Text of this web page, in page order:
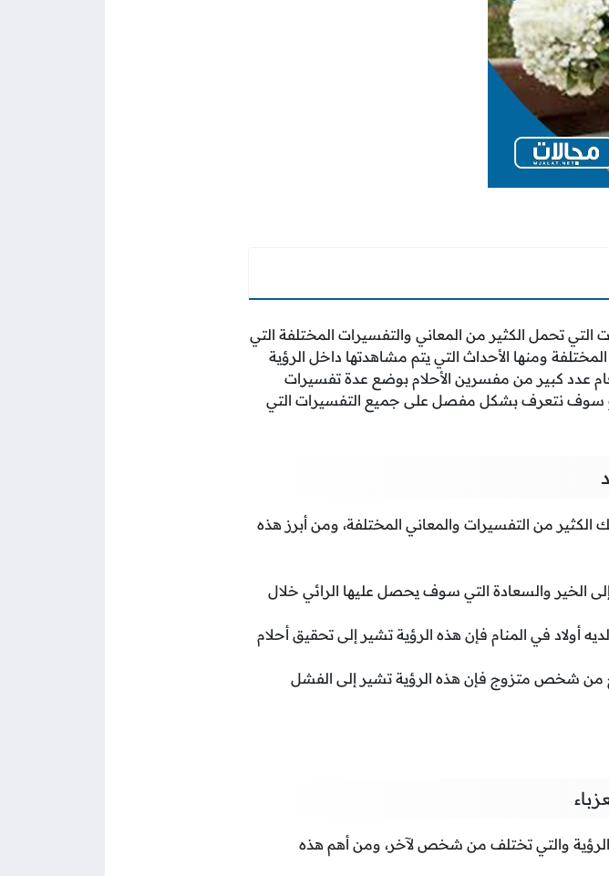
التي تحمل الكثير من المعاني والتفسيرات المختلفة التي
ومنها الأحداث التي يتم مشاهدتها داخل الرؤية
عدد كبير من مفسرين الأحلام بوضع عدة تفسيرات
سوف نتعرف بشكل مفصل على جميع التفسيرات التي
من التفسيرات والمعاني المختلفة، ومن أبرز هذه
الخير والسعادة التي سوف يحصل عليها الرائي خلال
أولاد في المنام فإن هذه الرؤية تشير إلى تحقيق أحلام
من شخص متزوج فإن هذه الرؤية تشير إلى الفشل
الرؤية والتي تختلف من شخص لآخر، ومن أهم هذه